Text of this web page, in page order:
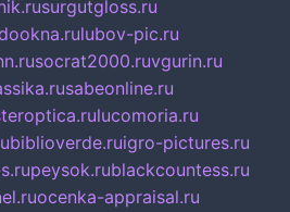
surgutgloss.ru
lubov-pic.ru
socrat2000.ruvgurin.ru
sabeonline.ru
lucomoria.ru
biblioverde.ruigro-pictures.ru
peysok.rublackcountess.ru
ocenka-appraisal.ru